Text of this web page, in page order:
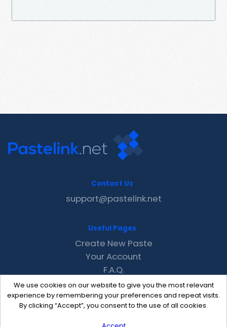
We use cookies on our website to give you the most relevant
experience by remembering your preferences and repeat visits.
By clicking “Accept”, you consent to the use of all cookies.
Contact Us
support@pastelink.net
Useful Pages
Create New Paste
Your Account
F.A.Q.
Recent
Contact